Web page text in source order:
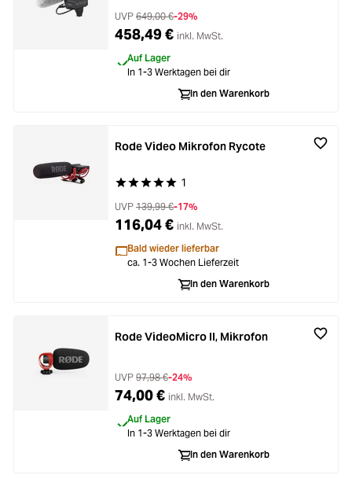
UVP 649,00 €-29%
458,49 € inkl. MwSt.
Auf Lager
In 1-3 Werktagen bei dir
In den Warenkorb
Durchschnittliche Bewertung von 5 von 5
1
Rode Video Mikrofon Rycote
UVP 139,99 €-17%
116,04 € inkl. MwSt.
Bald wieder lieferbar
ca. 1-3 Wochen Lieferzeit
In den Warenkorb
Rode VideoMicro II, Mikrofon
UVP 97,98 €-24%
74,00 € inkl. MwSt.
Auf Lager
In 1-3 Werktagen bei dir
In den Warenkorb